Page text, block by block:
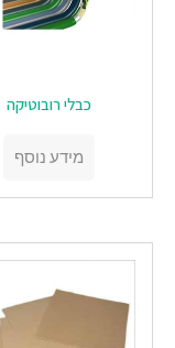
כבלי רובוטיקה
מידע נוסף